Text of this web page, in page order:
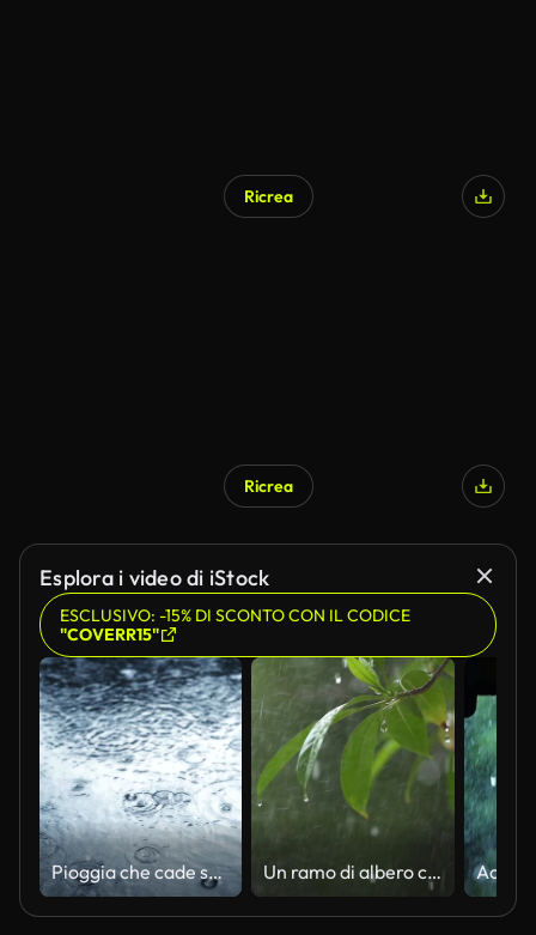
Ricrea
Ricrea
Esplora i video di iStock
ESCLUSIVO: -15% DI SCONTO CON IL CODICE
"COVERR15"
Pioggia che cade sul marciapiede al rallentatore. Un ramo di albero con fiori sotto la pioggia che scattano con una fotocamera al rallentatore.